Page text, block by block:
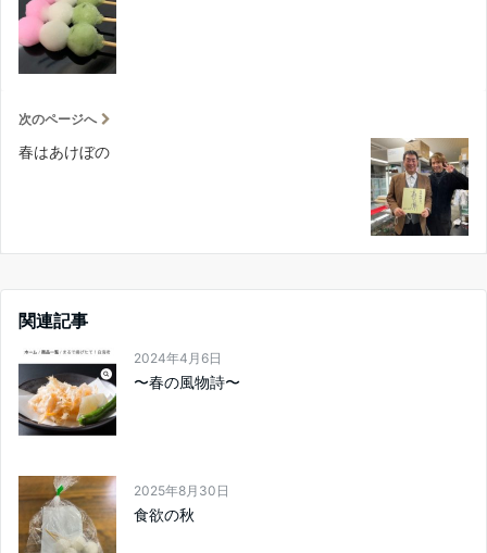
次のページへ
春はあけぼの
関連記事
2024年4月6日
〜春の風物詩〜
2025年8月30日
食欲の秋